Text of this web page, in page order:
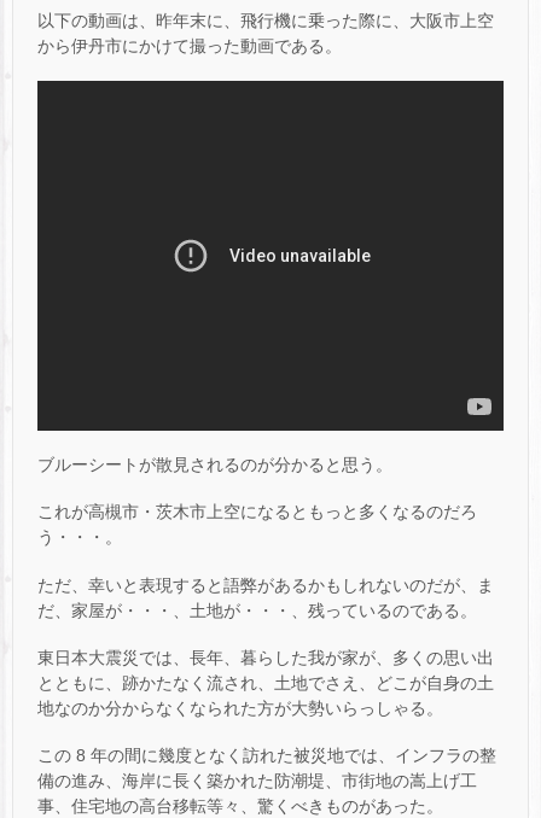
以下の動画は、昨年末に、飛行機に乗った際に、大阪市上空
から伊丹市にかけて撮った動画である。
ブルーシートが散見されるのが分かると思う。
これが高槻市・茨木市上空になるともっと多くなるのだろ
う・・・。
ただ、幸いと表現すると語弊があるかもしれないのだが、ま
だ、家屋が・・・、土地が・・・、残っているのである。
東日本大震災では、長年、暮らした我が家が、多くの思い出
とともに、跡かたなく流され、土地でさえ、どこが自身の土
地なのか分からなくなられた方が大勢いらっしゃる。
この 8 年の間に幾度となく訪れた被災地では、インフラの整
備の進み、海岸に長く築かれた防潮堤、市街地の嵩上げ工
事、住宅地の高台移転等々、驚くべきものがあった。